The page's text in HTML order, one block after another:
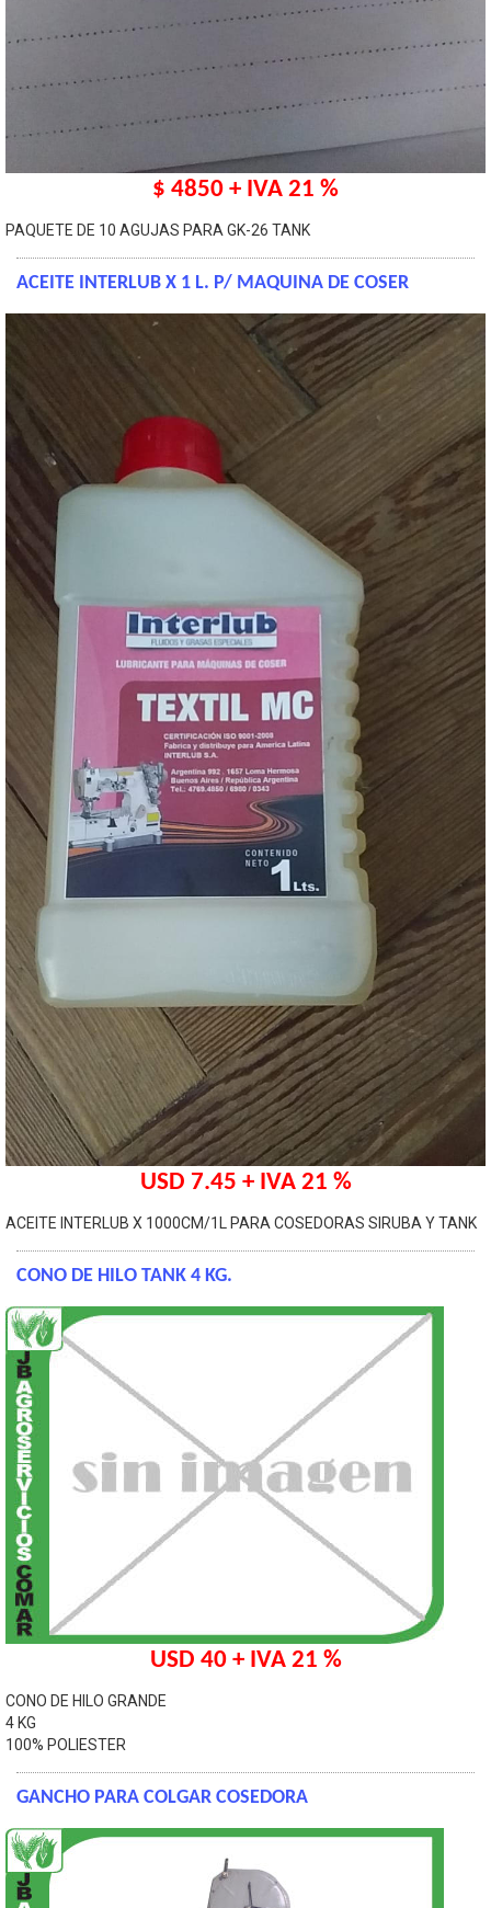
$ 4850 + IVA 21 %
PAQUETE DE 10 AGUJAS PARA GK-26 TANK
ACEITE INTERLUB X 1 L. P/ MAQUINA DE COSER
USD 7.45 + IVA 21 %
ACEITE INTERLUB X 1000CM/1L PARA COSEDORAS SIRUBA Y TANK
CONO DE HILO TANK 4 KG.
USD 40 + IVA 21 %
CONO DE HILO GRANDE
4 KG
100% POLIESTER
GANCHO PARA COLGAR COSEDORA